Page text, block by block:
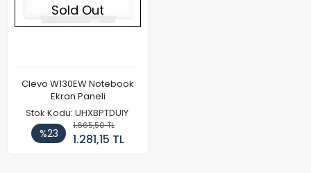
Sold Out
Clevo W130EW Notebook
Ekran Paneli
Stok Kodu: UHXBPTDUIY
%23
1.665,50 TL
1.281,15 TL